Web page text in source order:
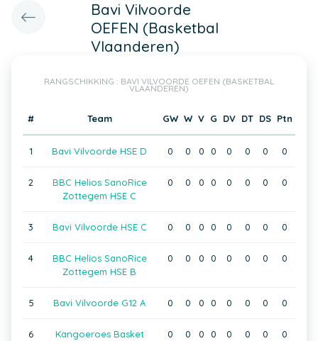
Bavi Vilvoorde
OEFEN (Basketbal
Vlaanderen)
RANGSCHIKKING : BAVI VILVOORDE OEFEN (BASKETBAL
VLAANDEREN)
# Team GW W V G DV DT DS Ptn
1 Bavi Vilvoorde HSE D 0 0 0 0 0 0 0 0
2
BBC Helios SanoRice
Zottegem HSE C
0 0 0 0 0 0 0 0
3 Bavi Vilvoorde HSE C 0 0 0 0 0 0 0 0
4
BBC Helios SanoRice
Zottegem HSE B
0 0 0 0 0 0 0 0
5 Bavi Vilvoorde G12 A 0 0 0 0 0 0 0 0
6
Kangoeroes Basket
0 0 0 0 0 0 0 0